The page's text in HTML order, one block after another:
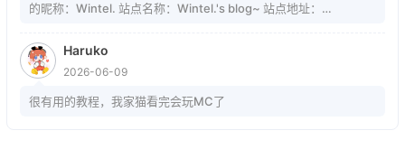
的昵称：Wintel. 站点名称：Wintel.'s blog~ 站点地址：
https://mrwintel.xyz/local/avatar.jpg 站点描述：树在。山在。大
地在。岁月在。我在。
Haruko
2026-06-09
很有用的教程，我家猫看完会玩MC了